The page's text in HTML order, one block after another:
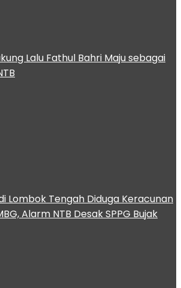
Lalu Fathul Bahri Maju sebagai
Lombok Tengah Diduga Keracunan
Alarm NTB Desak SPPG Bujak